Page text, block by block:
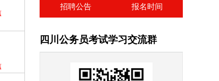
招聘公告 报名时间
四川公务员考试学习交流群